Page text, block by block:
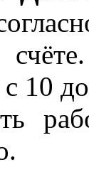
10